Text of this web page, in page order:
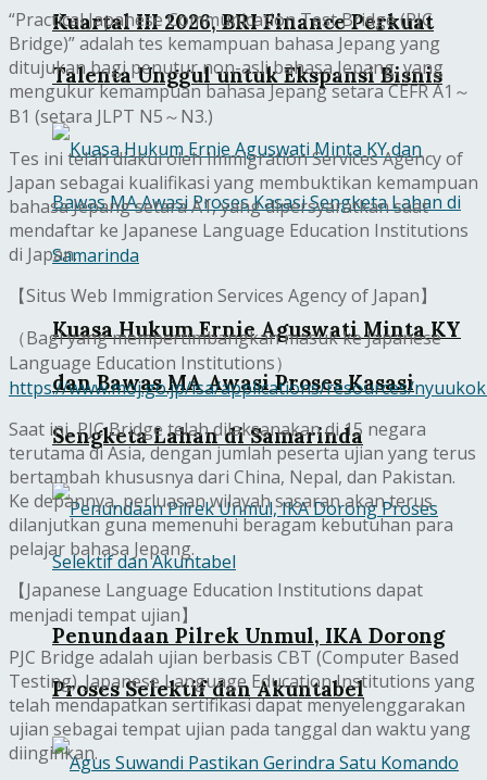
Kuartal III 2026, BRI Finance Perkuat
Talenta Unggul untuk Ekspansi Bisnis
Kuasa Hukum Ernie Aguswati Minta KY
dan Bawas MA Awasi Proses Kasasi
Sengketa Lahan di Samarinda
Penundaan Pilrek Unmul, IKA Dorong
Proses Selektif dan Akuntabel
“Practical Japanese Communication Test Bridge (PJC
Bridge)” adalah tes kemampuan bahasa Jepang yang
ditujukan bagi penutur non-asli bahasa Jepang, yang
mengukur kemampuan bahasa Jepang setara CEFR A1～
B1 (setara JLPT N5～N3.)
Tes ini telah diakui oleh Immigration Services Agency of
Japan sebagai kualifikasi yang membuktikan kemampuan
bahasa Jepang setara A1, yang dipersyaratkan saat
mendaftar ke Japanese Language Education Institutions
di Japan.
【Situs Web Immigration Services Agency of Japan】
（Bagi yang mempertimbangkan masuk ke Japanese
Language Education Institutions）
https://www.moj.go.jp/isa/applications/resources/
Saat ini, PJC Bridge telah dilaksanakan di 15 negara
terutama di Asia, dengan jumlah peserta ujian yang terus
bertambah khususnya dari China, Nepal, dan Pakistan.
Ke depannya, perluasan wilayah sasaran akan terus
dilanjutkan guna memenuhi beragam kebutuhan para
pelajar bahasa Jepang.
【Japanese Language Education Institutions dapat
menjadi tempat ujian】
PJC Bridge adalah ujian berbasis CBT (Computer Based
Testing). Japanese Language Education Institutions yang
telah mendapatkan sertifikasi dapat menyelenggarakan
ujian sebagai tempat ujian pada tanggal dan waktu yang
diinginkan.